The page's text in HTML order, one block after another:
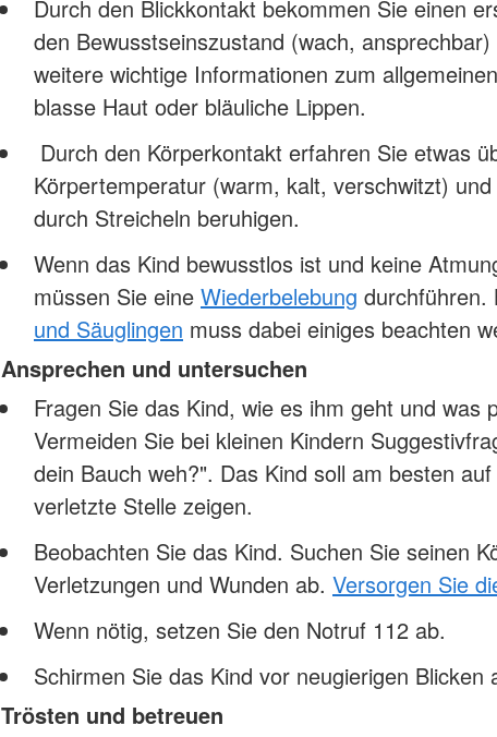
Durch den Blickkontakt bekommen Sie einen
den Bewusstseinszustand (wach,
weitere wichtige Informationen zum
blasse Haut oder bläuliche Lippen.
Durch den Körperkontakt erfahren Sie etwas
Körpertemperatur (warm, kalt, verschwitzt)
durch Streicheln beruhigen.
Wenn das Kind bewusstlos ist und keine
müssen Sie eine Wiederbelebung durchführen.
und Säuglingen muss dabei einiges beachten
Ansprechen und untersuchen
Fragen Sie das Kind, wie es ihm geht und was
Vermeiden Sie bei kleinen Kindern
dein Bauch weh?". Das Kind soll am besten
verletzte Stelle zeigen.
Beobachten Sie das Kind. Suchen Sie seinen
Verletzungen und Wunden ab. Versorgen Sie
Wenn nötig, setzen Sie den Notruf 112 ab.
Schirmen Sie das Kind vor neugierigen Blicken
Trösten und betreuen